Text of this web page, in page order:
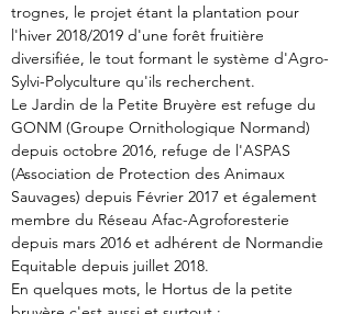
trognes, le projet étant la plantation pour
l'hiver 2018/2019 d'une forêt fruitière
diversifiée, le tout formant le système d'Agro-
Sylvi-Polyculture qu'ils recherchent.
Le Jardin de la Petite Bruyère est refuge du
GONM (Groupe Ornithologique Normand)
depuis octobre 2016, refuge de l'ASPAS
(Association de Protection des Animaux
Sauvages) depuis Février 2017 et également
membre du Réseau Afac-Agroforesterie
depuis mars 2016 et adhérent de Normandie
Equitable depuis juillet 2018.
En quelques mots, le Hortus de la petite